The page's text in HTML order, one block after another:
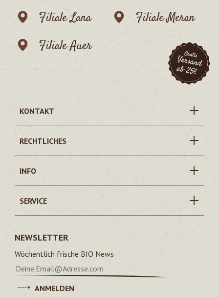
Filiale Lana
Filiale Meran
Filiale Auer
KONTAKT
RECHTLICHES
INFO
SERVICE
NEWSLETTER
Wöchentlich frische BIO News
ANMELDEN